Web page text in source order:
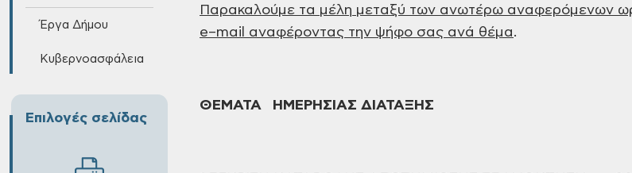
Έργα Δήμου
Κυβερνοασφάλεια
Επιλογές σελίδας
Παρακαλούμε τα μέλη μεταξύ των ανωτέρω αναφερόμενων
e–mail αναφέροντας την ψήφο σας ανά θέμα.
ΘΕΜΑΤΑ ΗΜΕΡΗΣΙΑΣ ΔΙΑΤΑΞΗΣ